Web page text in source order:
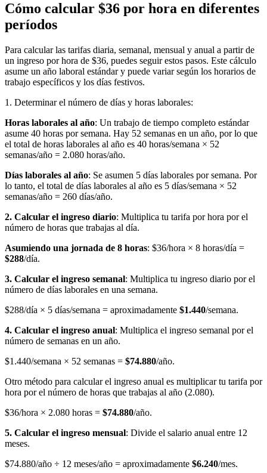
Cómo calcular $36 por hora en diferentes
períodos
Para calcular las tarifas diaria, semanal, mensual y anual a partir de
un ingreso por hora de $36, puedes seguir estos pasos. Este cálculo
asume un año laboral estándar y puede variar según los horarios de
trabajo específicos y los días festivos.
1. Determinar el número de días y horas laborales:
Horas laborales al año: Un trabajo de tiempo completo estándar
asume 40 horas por semana. Hay 52 semanas en un año, por lo que
el total de horas laborales al año es 40 horas/semana × 52
semanas/año = 2.080 horas/año.
Días laborales al año: Se asumen 5 días laborales por semana. Por
lo tanto, el total de días laborales al año es 5 días/semana × 52
semanas/año = 260 días/año.
2. Calcular el ingreso diario: Multiplica tu tarifa por hora por el
número de horas que trabajas al día.
Asumiendo una jornada de 8 horas: $36/hora × 8 horas/día =
$288/día.
3. Calcular el ingreso semanal: Multiplica tu ingreso diario por el
número de días laborales en una semana.
$288/día × 5 días/semana = aproximadamente $1.440/semana.
4. Calcular el ingreso anual: Multiplica el ingreso semanal por el
número de semanas en un año.
$1.440/semana × 52 semanas = $74.880/año.
Otro método para calcular el ingreso anual es multiplicar tu tarifa por
hora por el número de horas que trabajas al año (2.080).
$36/hora × 2.080 horas = $74.880/año.
5. Calcular el ingreso mensual: Divide el salario anual entre 12
meses.
$74.880/año ÷ 12 meses/año = aproximadamente $6.240/mes.